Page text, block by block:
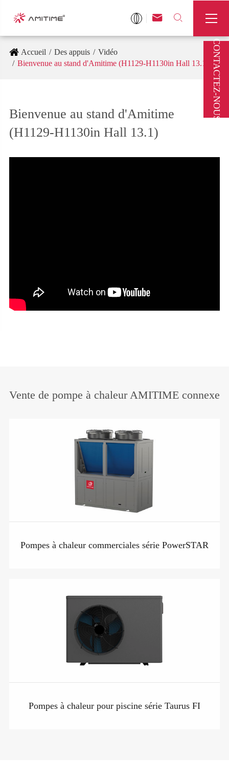
 

Accueil Des appuis
Vidéo
Bienvenue au stand d'Amitime (H1129-H1130in Hall 13.1)
Bienvenue au stand d'Amitime
(H1129-H1130in Hall 13.1)
Vente de pompe à chaleur AMITIME connexe
Pompes à chaleur commerciales série PowerSTAR
Pompes à chaleur pour piscine série Taurus FI
CONTACTEZ-NOUS